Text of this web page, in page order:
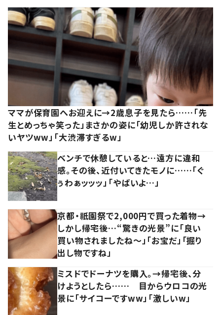
ママが保育園へお迎えに→2歳息子を見たら……「先
生とめっちゃ笑った」まさかの姿に「幼児しか許されな
いヤツww」「大渋滞すぎるw」
ベンチで休憩していると…遠方に違和
感。その後、近付いてきたモノに……「ぐ
ぅわぁッッッ」「やばいよ…」
京都・祇園祭で2,000円で買った着物→
しかし帰宅後…“驚きの光景”に「良い
買い物されましたね～」「お宝だ」「掘り
出し物ですね」
ミスドでドーナツを購入。→帰宅後、分
けようとしたら…… 目からウロコの光
景に「サイコーですww」「激しいw」